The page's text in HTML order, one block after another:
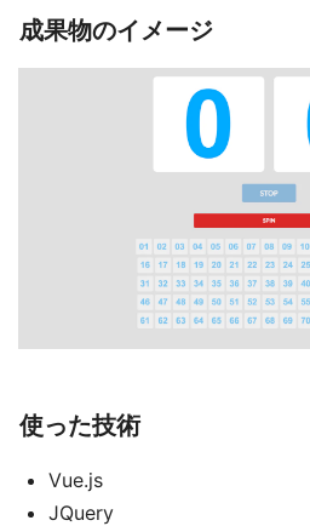
成果物のイメージ
使った技術
Vue.js
JQuery